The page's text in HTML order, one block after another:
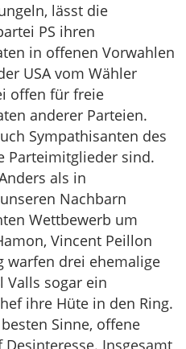
lässt die
PS ihren
in offenen Vorwahlen
USA vom Wähler
offen für freie
anderer Parteien.
Sympathisanten des
Parteimitglieder sind.
als in
Nachbarn
Wettbewerb um
Vincent Peillon
warfen drei ehemalige
sogar ein
ihre Hüte in den Ring.
Sinne, offene
Insgesamt